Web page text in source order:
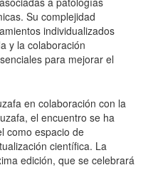
Su complejidad
individualizados
y la colaboración
para mejorar el
en colaboración con la
el encuentro se ha
como espacio de
científica. La
edición, que se celebrará